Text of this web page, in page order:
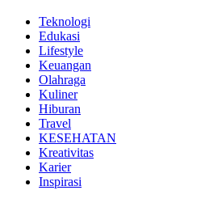
Teknologi
Edukasi
Lifestyle
Keuangan
Olahraga
Kuliner
Hiburan
Travel
KESEHATAN
Kreativitas
Karier
Inspirasi